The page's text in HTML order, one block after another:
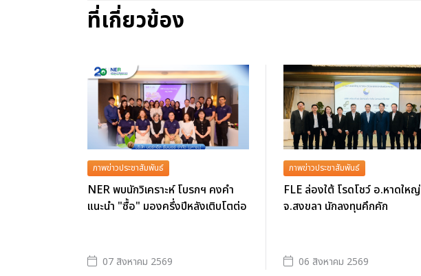
ที่เกี่ยวข้อง
ภาพข่าวประชาสัมพันธ์
NER พบนักวิเคราะห์ โบรกฯ คงคำ
แนะนำ "ซื้อ" มองครึ่งปีหลังเติบโตต่อ
07 สิงหาคม 2569
ภาพข่าวประชาสัมพันธ์
FLE ล่องใต้ โรดโชว์ อ.หาดใหญ่
จ.สงขลา นักลงทุนคึกคัก
06 สิงหาคม 2569